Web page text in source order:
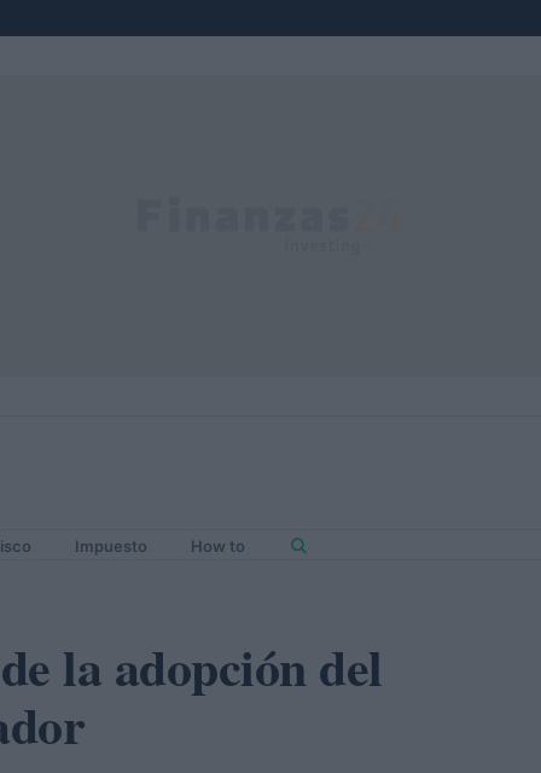
Impuesto How to
la adopción del